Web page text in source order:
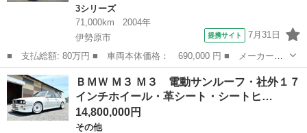
3シリーズ
71,000km
2004年
伊勢原市
提携サイト 7月31日
■ 支払総額: 80万円 ■ 車両本体価格： 690,000 円 ■ メーカー
名： ＢＭＷ ■ 車種名： ３シリーズ ■ グレード名： ３１８
ｉ Ｍスポーツ リミテッド 最終モデル・５００台特別仕様車・エ
クストリムブルー・...
神奈川 伊勢原市
ＢＭＷ Ｍ３ Ｍ３ 電動サンルーフ・社外１７
インチホイール・革シート・シートヒ…
14,800,000円
その他